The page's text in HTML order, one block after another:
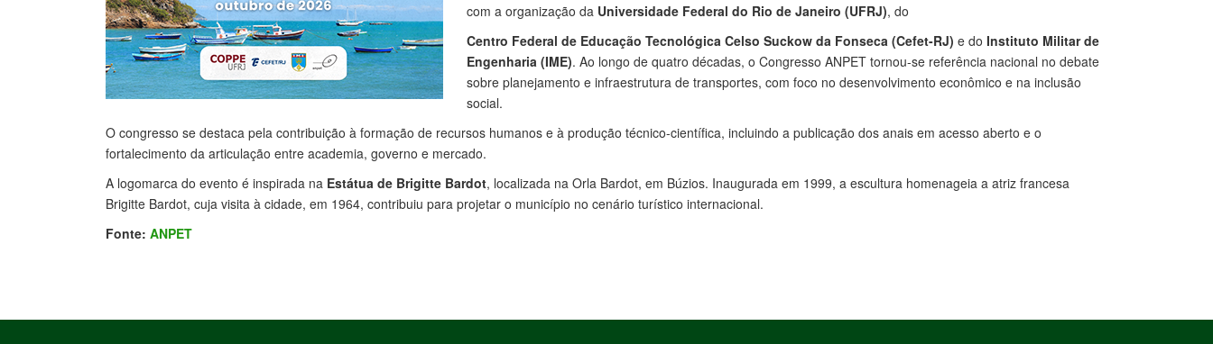
com a organização da Universidade Federal do Rio de Janeiro (UFRJ), do
Centro Federal de Educação Tecnológica Celso Suckow da Fonseca (Cefet-RJ) e do Instituto Militar de
Engenharia (IME). Ao longo de quatro décadas, o Congresso ANPET tornou-se referência nacional no debate
sobre planejamento e infraestrutura de transportes, com foco no desenvolvimento econômico e na inclusão
social.
O congresso se destaca pela contribuição à formação de recursos humanos e à produção técnico-científica, incluindo a publicação dos anais em acesso aberto e o
fortalecimento da articulação entre academia, governo e mercado.
A logomarca do evento é inspirada na Estátua de Brigitte Bardot, localizada na Orla Bardot, em Búzios. Inaugurada em 1999, a escultura homenageia a atriz francesa
Brigitte Bardot, cuja visita à cidade, em 1964, contribuiu para projetar o município no cenário turístico internacional.
Fonte: ANPET